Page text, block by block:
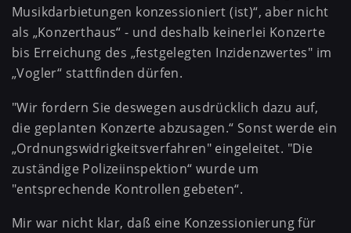
Musikdarbietungen konzessioniert (ist)“, aber nicht
als „Konzerthaus“ - und deshalb keinerlei Konzerte
bis Erreichung des „festgelegten Inzidenzwertes" im
„Vogler“ stattfinden dürfen.
"Wir fordern Sie deswegen ausdrücklich dazu auf,
die geplanten Konzerte abzusagen.“ Sonst werde ein
„Ordnungswidrigkeitsverfahren" eingeleitet. "Die
zuständige Polizeiinspektion“ wurde um
"entsprechende Kontrollen gebeten“.
Mir war nicht klar, daß eine Konzessionierung für